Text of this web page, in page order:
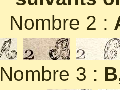
Nombre 2 :
Nombre 3 :